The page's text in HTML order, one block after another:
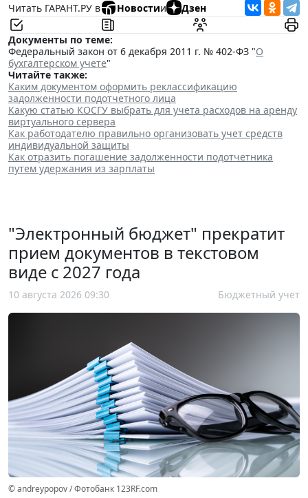
Читать ГАРАНТ.РУ в
Новостии Дзен
Документы по теме:
Федеральный закон от 6 декабря 2011 г. № 402-ФЗ "О
бухгалтерском учете"
Читайте также:
Каким документом оформить реклассификацию
задолженности подотчетного лица
Какую статью КОСГУ выбрать для учета расходов на аренду
виртуального сервера
Как работодателю правильно организовать учет средств
индивидуальной защиты
Как отразить погашение задолженности подотчетника
путем удержания из зарплаты
"Электронный бюджет" прекратит
прием документов в текстовом
виде с 2027 года
10 августа 2026 09:30 Бюджетный учет
© andreypopov / Фотобанк 123RF.com